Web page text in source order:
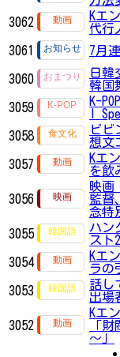
3062
Kエ
代行
3061 7月
3060
日韓
韓国
3059
K-
I
3058
ビ
想文
3057
Kエ
を飲
3056
映画
監督
念特
3055
ハン
スト
3054
Kエ
ラの
3053
話し
出場
3052
Kエ
「
～」